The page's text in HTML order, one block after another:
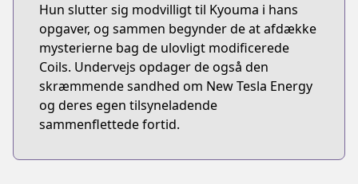
Hun slutter sig modvilligt til Kyouma i hans
opgaver, og sammen begynder de at afdække
mysterierne bag de ulovligt modificerede
Coils. Undervejs opdager de også den
skræmmende sandhed om New Tesla Energy
og deres egen tilsyneladende
sammenflettede fortid.